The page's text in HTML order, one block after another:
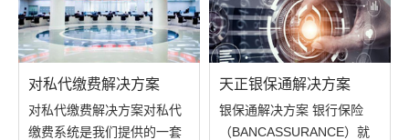
对私代缴费解决方案
对私代缴费解决方案对私代
缴费系统是我们提供的一套
天正银保通解决方案
银保通解决方案 银行保险
（BANCASSURANCE）就